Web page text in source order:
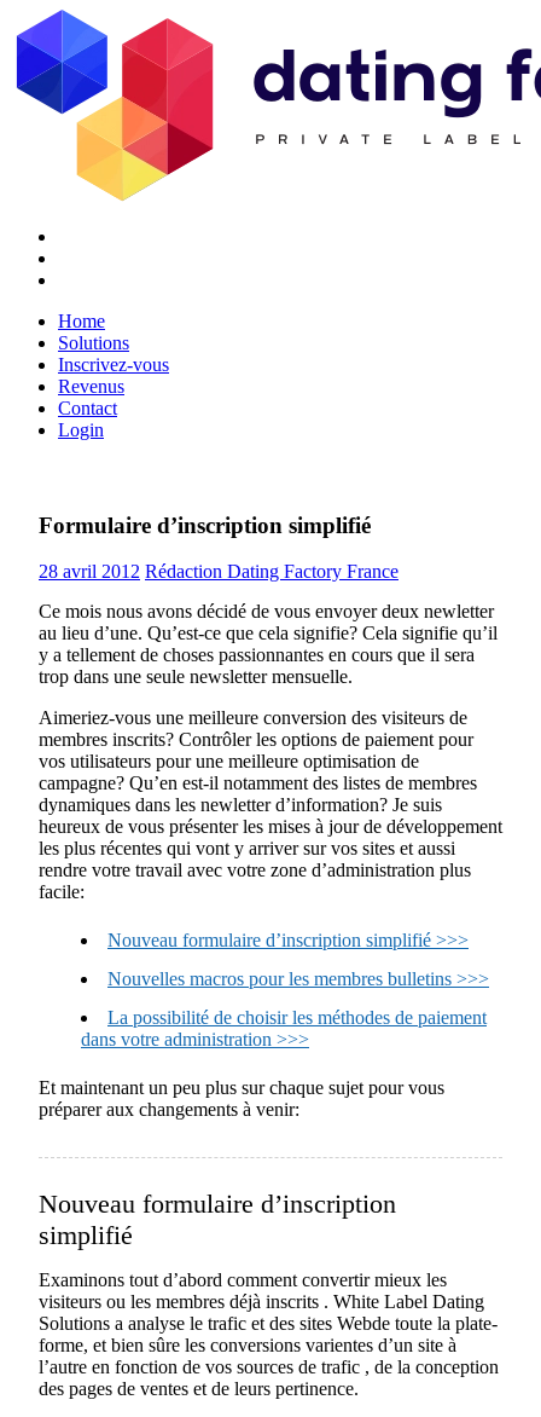
Home
Solutions
Inscrivez-vous
Revenus
Contact
Login
Formulaire d’inscription simplifié
28 avril 2012 Rédaction Dating Factory France
Ce mois nous avons décidé de vous envoyer deux newletter
au lieu d’une. Qu’est-ce que cela signifie? Cela signifie qu’il
y a tellement de choses passionnantes en cours que il sera
trop dans une seule newsletter mensuelle.
Aimeriez-vous une meilleure conversion des visiteurs de
membres inscrits? Contrôler les options de paiement pour
vos utilisateurs pour une meilleure optimisation de
campagne? Qu’en est-il notamment des listes de membres
dynamiques dans les newletter d’information? Je suis
heureux de vous présenter les mises à jour de développement
les plus récentes qui vont y arriver sur vos sites et aussi
rendre votre travail avec votre zone d’administration plus
facile:
Nouveau formulaire d’inscription simplifié >>>
Nouvelles macros pour les membres bulletins >>>
La possibilité de choisir les méthodes de paiement
dans votre administration >>>
Et maintenant un peu plus sur chaque sujet pour vous
préparer aux changements à venir:
Nouveau formulaire d’inscription
simplifié
Examinons tout d’abord comment convertir mieux les
visiteurs ou les membres déjà inscrits . White Label Dating
Solutions a analyse le trafic et des sites Webde toute la plate-
forme, et bien sûre les conversions varientes d’un site à
l’autre en fonction de vos sources de trafic , de la conception
des pages de ventes et de leurs pertinence.